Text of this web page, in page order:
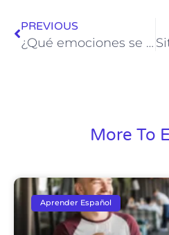
PREVIOUS
¿Qué emociones se sienten al aprender español?
More To
Aprender Español